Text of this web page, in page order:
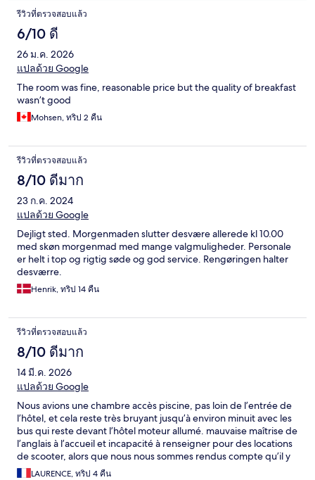
รีวิวที่ตรวจสอบแล้ว
6/10 ดี
26 ม.ค. 2026
แปลด้วย Google
The room was fine, reasonable price but the quality of breakfast
wasn’t good
Mohsen, ทริป 2 คืน
รีวิวที่ตรวจสอบแล้ว
8/10 ดีมาก
23 ก.ค. 2024
แปลด้วย Google
Dejligt sted. Morgenmaden slutter desvære allerede kl 10.00
med skøn morgenmad med mange valgmuligheder. Personale
er helt i top og rigtig søde og god service. Rengøringen halter
desværre.
Henrik, ทริป 14 คืน
รีวิวที่ตรวจสอบแล้ว
8/10 ดีมาก
14 มี.ค. 2026
แปลด้วย Google
Nous avions une chambre accès piscine, pas loin de l’entrée de
l’hôtel, et cela reste très bruyant jusqu’à environ minuit avec les
bus qui reste devant l’hôtel moteur allumé. mauvaise maîtrise de
l’anglais à l’accueil et incapacité à renseigner pour des locations
de scooter, alors que nous nous sommes rendus compte qu’il y
en avait à peine 100 m
LAURENCE, ทริป 4 คืน